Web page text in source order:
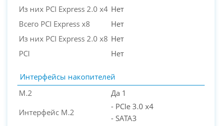
Из них PCI Express 2.0 x4 Нет
Всего PCI Express x8
Нет
Из них PCI Express 2.0 x8 Нет
PCI
Нет
Интерфейсы накопителей
M.2
Да 1
Интерфейс M.2
- PCIe 3.0 x4
- SATA3